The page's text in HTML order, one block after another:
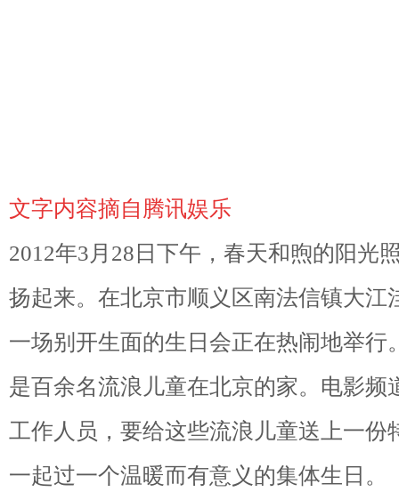
文字内容摘自腾讯娱乐
2012年3月28日下午，春天和煦的阳光
扬起来。在北京市顺义区南法信镇大江
一场别开生面的生日会正在热闹地举行
是百余名流浪儿童在北京的家。电影频
工作人员，要给这些流浪儿童送上一份
一起过一个温暖而有意义的集体生日。